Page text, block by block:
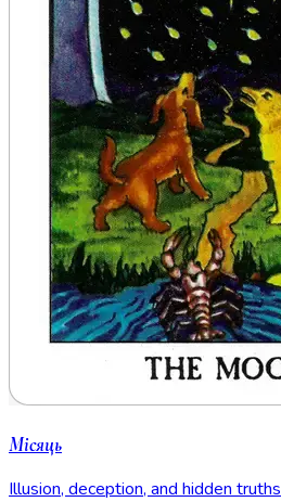
Місяць
Illusion, deception, and hidden truths